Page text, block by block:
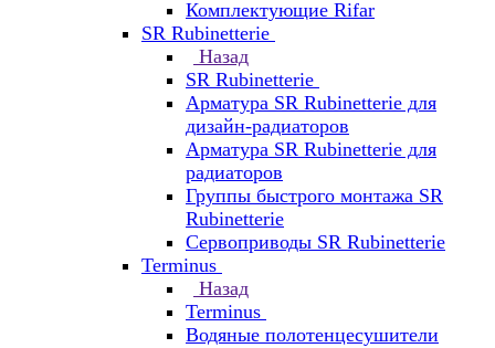
Комплектующие Rifar
SR Rubinetterie
Назад
SR Rubinetterie
Арматура SR Rubinetterie для
дизайн-радиаторов
Арматура SR Rubinetterie для
радиаторов
Группы быстрого монтажа SR
Rubinetterie
Сервоприводы SR Rubinetterie
Terminus
Назад
Terminus
Водяные полотенцесушители